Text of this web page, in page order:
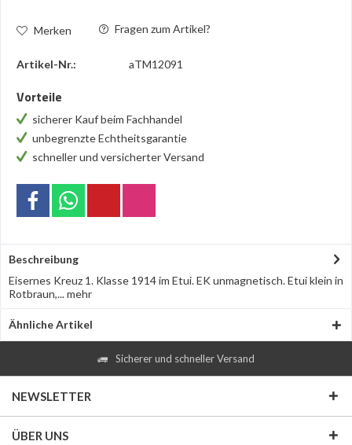
Merken Fragen zum Artikel?
Artikel-Nr.: aTM12091
Vorteile
sicherer Kauf beim Fachhandel
unbegrenzte Echtheitsgarantie
schneller und versicherter Versand
Beschreibung
Eisernes Kreuz 1. Klasse 1914 im Etui. EK unmagnetisch. Etui klein in
Rotbraun,...mehr
Ähnliche Artikel
Sicherer und schneller Versand
NEWSLETTER
ÜBER UNS